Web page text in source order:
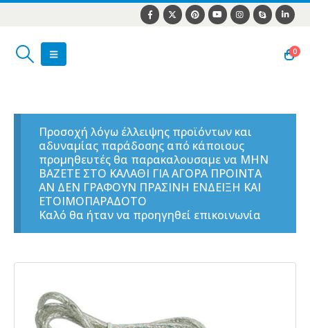
0
Προσοχή λόγω έλλειψης προϊόντων και
αδυναμίας παράδοσης από κάποιους
προμηθευτές θα παρακαλουσαμε να ΜΗΝ
ΒΑΖΕΤΕ ΣΤΟ ΚΑΛΑΘΙ ΓΙΑ ΑΓΟΡΑ ΠΡΟΙΝΤΑ
ΑΝ ΔΕΝ ΓΡΑΦΟΥΝ ΠΡΑΣΙΝΗ ΕΝΔΕΙΞΗ ΚΑΙ
ΕΤΟΙΜΟΠΑΡΑΔΟΤΟ
Καλό θα ήταν να προηγηθεί επικοινωνία